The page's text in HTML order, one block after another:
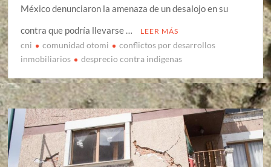
México denunciaron la amenaza de un desalojo en su
contra que podría llevarse …
LEER MÁS
cni comunidad otomi
conflictos por desarrollos
inmobiliarios
desprecio contra indigenas